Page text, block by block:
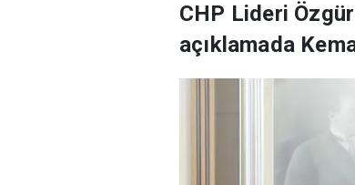
CHP Lideri
açıklamada